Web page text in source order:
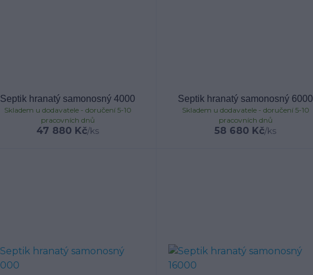
Septik hranatý samonosný 4000
47 880 Kč/ks
Skladem u dodavatele - doručení 5-10
pracovních dnů
Septik hranatý samonosný 6000
58 680 Kč/ks
Skladem u dodavatele - doručení 5-10
pracovních dnů